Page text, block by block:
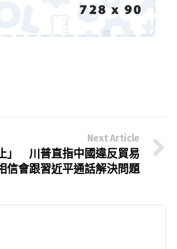
Next Article
」 川普直指中國違反貿易
會跟習近平通話解決問題